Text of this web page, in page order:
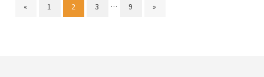
« 1 2 3 … 9 »